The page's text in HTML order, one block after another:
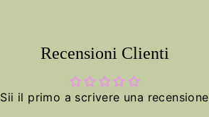
Recensioni Clienti
Sii il primo a scrivere una recensione